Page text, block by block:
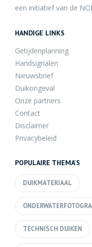
een initiatief van de
HANDIGE LINKS
Getijdenplanning
Handsignalen
Nieuwsbrief
Duikongeval
Onze partners
Contact
Disclaimer
Privacybeleid
POPULAIRE THEMA'S
DUIKMATERIAAL
TECHNISCH DUIKEN